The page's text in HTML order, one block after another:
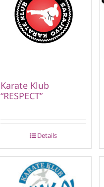
Karate Klub
“RESPECT”
Details